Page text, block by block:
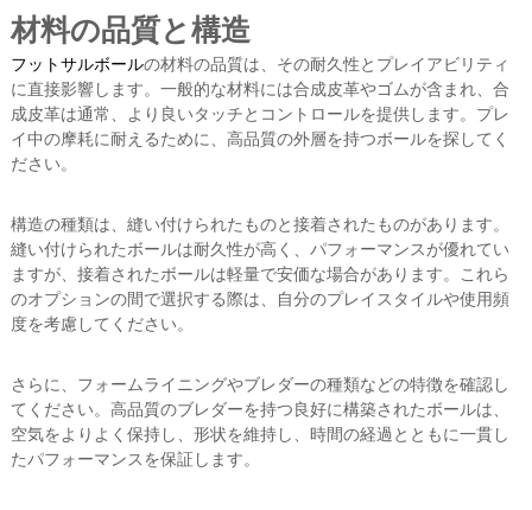
材料の品質と構造
フットサルボールの材料の品質は、その耐久性とプレイアビリティ
に直接影響します。一般的な材料には合成皮革やゴムが含まれ、合
成皮革は通常、より良いタッチとコントロールを提供します。プレ
イ中の摩耗に耐えるために、高品質の外層を持つボールを探してく
ださい。
構造の種類は、縫い付けられたものと接着されたものがあります。
縫い付けられたボールは耐久性が高く、パフォーマンスが優れてい
ますが、接着されたボールは軽量で安価な場合があります。これら
のオプションの間で選択する際は、自分のプレイスタイルや使用頻
度を考慮してください。
さらに、フォームライニングやブレダーの種類などの特徴を確認し
てください。高品質のブレダーを持つ良好に構築されたボールは、
空気をよりよく保持し、形状を維持し、時間の経過とともに一貫し
たパフォーマンスを保証します。